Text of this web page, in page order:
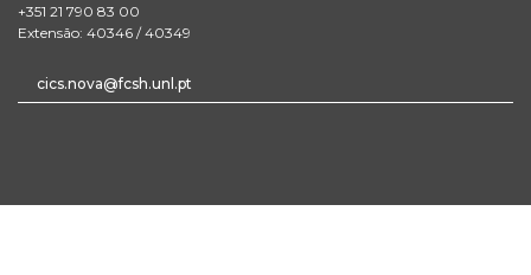
+351 21 790 83 00
Extensão: 40346 / 40349
cics.nova@fcsh.unl.pt